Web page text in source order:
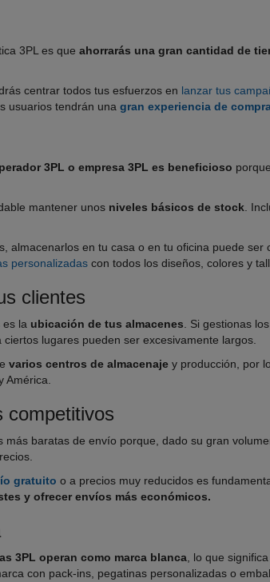
3PL es que ahorrarás una gran cantidad de
centrar todos tus esfuerzos en lanzar tus
usuarios tendrán una gran experiencia de
3PL o empresa 3PL es beneficioso
mantener unos niveles básicos de stock.
almacenarlos en tu casa o en tu oficina puede
personalizadas con todos los diseños, colores y
clientes
es la ubicación de tus almacenes. Si gestionas
lugares pueden ser excesivamente largos.
varios centros de almacenaje y producción, por
América.
competitivos
más baratas de envío porque, dado su gran
gratuito o a precios muy reducidos es
y ofrecer envíos más económicos.
3PL operan como marca blanca, lo que
con pack-ins, pegatinas personalizadas o